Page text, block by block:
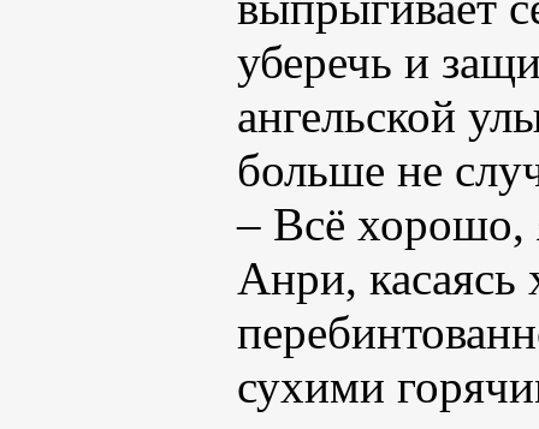
уберечь и
ангельской
больше не
– Всё хорошо,
Анри,
сухими